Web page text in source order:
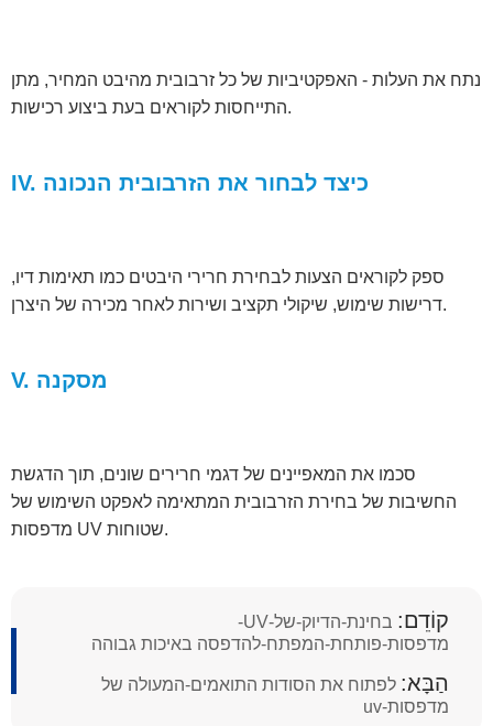
נתח את העלות - האפקטיביות של כל זרבובית מהיבט המחיר, מתן
התייחסות לקוראים בעת ביצוע רכישות.
IV. כיצד לבחור את הזרבובית הנכונה
ספק לקוראים הצעות לבחירת חרירי היבטים כמו תאימות דיו,
דרישות שימוש, שיקולי תקציב ושירות לאחר מכירה של היצרן.
V. מסקנה
סכמו את המאפיינים של דגמי חרירים שונים, תוך הדגשת
החשיבות של בחירת הזרבובית המתאימה לאפקט השימוש של
מדפסות UV שטוחות.
קוֹדֵם:
בחינת-הדיוק-של-UV-
מדפסות-פותחת-המפתח-להדפסה באיכות גבוהה
הַבָּא: לפתוח את הסודות התואמים-המעולה של
מדפסות-uv